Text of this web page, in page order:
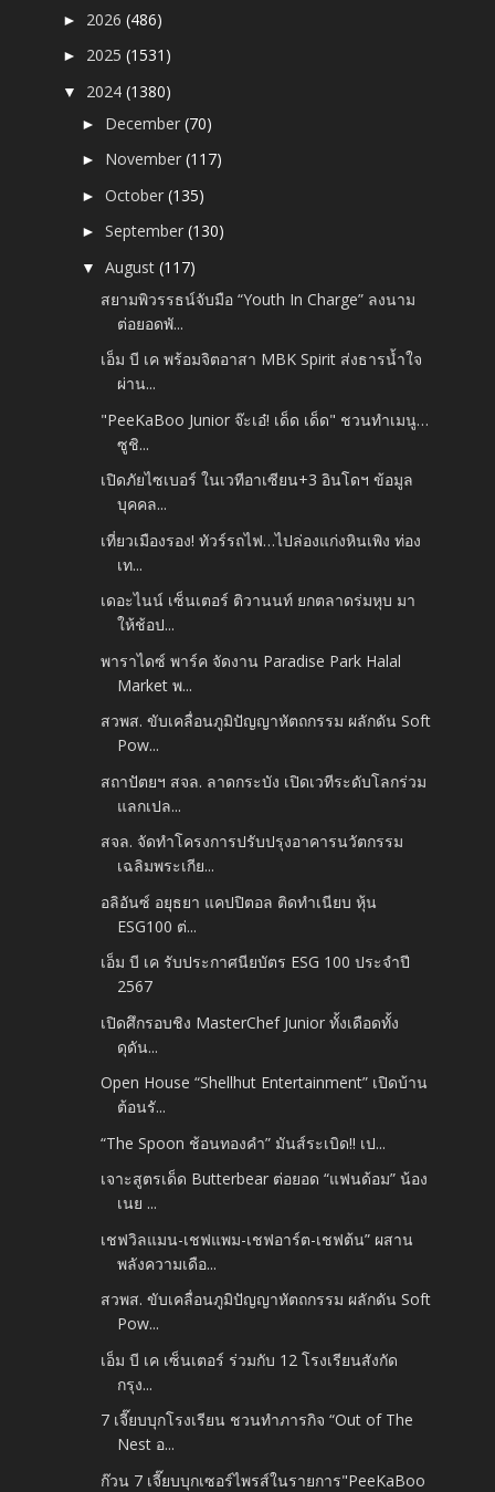
► 2026(486)
► 2025(1531)
▼ 2024(1380)
► December(70)
► November(117)
►October(135)
►September(130)
▼August(117)
สยามพิวรรธน์จับมือ “Youth In Charge” ลงนาม
ต่อยอดพั...
เอ็ม บี เค พร้อมจิตอาสา MBK Spirit ส่งธารน้ำใจ
ผ่าน...
"PeeKaBoo Junior จ๊ะเอ๋! เด็ด เด็ด" ชวนทำเมนู…
ซูชิ...
เปิดภัยไซเบอร์ ในเวทีอาเซียน+3 อินโดฯ ข้อมูล
บุคคล...
เที่ยวเมืองรอง! ทัวร์รถไฟ…ไปล่องแก่งหินเพิง ท่อง
เท...
เดอะไนน์ เซ็นเตอร์ ติวานนท์ ยกตลาดร่มหุบ มา
ให้ช้อป...
พาราไดซ์ พาร์ค จัดงาน Paradise Park Halal
Market พ...
สวพส. ขับเคลื่อนภูมิปัญญาหัตถกรรม ผลักดัน Soft
Pow...
สถาปัตยฯ สจล. ลาดกระบัง เปิดเวทีระดับโลกร่วม
แลกเปล...
สจล. จัดทำโครงการปรับปรุงอาคารนวัตกรรม
เฉลิมพระเกีย...
อลิอันซ์ อยุธยา แคปปิตอล ติดทำเนียบ หุ้น
ESG100 ต่...
เอ็ม บี เค รับประกาศนียบัตร ESG 100 ประจำปี
2567
เปิดศึกรอบชิง MasterChef Junior ทั้งเดือดทั้ง
ดุดัน...
Open House “Shellhut Entertainment” เปิดบ้าน
ต้อนรั...
“The Spoon ช้อนทองคำ” มันส์ระเบิด!! เป...
เจาะสูตรเด็ด Butterbear ต่อยอด “แฟนด้อม” น้อง
เนย ...
เชฟวิลแมน-เชฟแพม-เชฟอาร์ต-เชฟต้น” ผสาน
พลังความเดือ...
สวพส. ขับเคลื่อนภูมิปัญญาหัตถกรรม ผลักดัน Soft
Pow...
เอ็ม บี เค เซ็นเตอร์ ร่วมกับ 12 โรงเรียนสังกัด
กรุง...
7 เจี๊ยบบุกโรงเรียน ชวนทำภารกิจ “Out of The
Nest อ...
ก๊วน 7 เจี๊ยบบุกเซอร์ไพรส์ในรายการ"PeeKaBoo